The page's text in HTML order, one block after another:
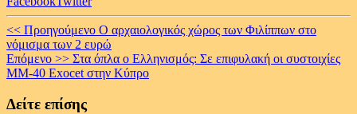
Continue
Reading
<< Προηγούμενο Ο αρχαιολογικός χώρος των Φιλίππων στο
νόμισμα των 2 ευρώ
Επόμενο >> Στα όπλα ο Ελληνισμός: Σε επιφυλακή οι συστοιχίες
ΜΜ-40 Exocet στην Κύπρο
Δείτε επίσης